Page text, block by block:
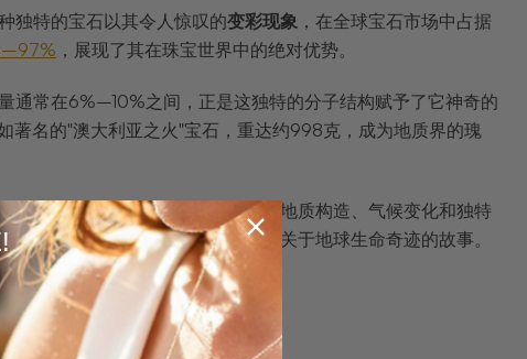
独特的宝石以其令人惊叹的变彩现象，在全球宝石市场中占据
，展现了其在珠宝世界中的绝对优势。
通常在6%–10%之间，正是这独特的分子结构赋予了它神奇的
著名的"澳大利亚之火"宝石，重达约998克，成为地质界的瑰
，更是地球记忆的活化石。矿区的地质构造、气候变化和独特
展现个人品味，更是在讲述一个关于地球生命奇迹的故事。